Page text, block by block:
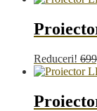
Reduceri!